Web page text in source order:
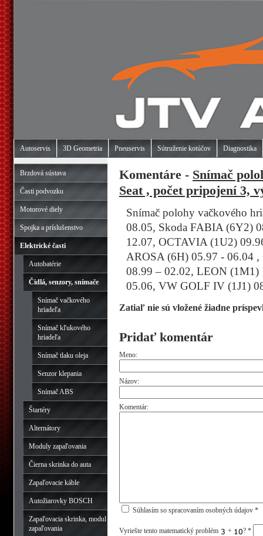
Autoservis 3D Geometria Pneuservis Sútruženie kotúčov Diagnostika
Brzdová sústava
Časti podvozku
Motorové diely
Spojka a príslušenstvo
Elektrické časti
Autobatérie
Čidlá, senzory, snímače
Snímač vačkového
hriadeľa
Snímač kľukového
hriadeľa
Snímač tlaku oleja
Senzor klepania
Snímač ABS
Štartéry
Alternátory
Moduly zapaľovania
Čierna skrinka do auta
Zapaľovacie káble
Autožiarovky BOSCH
Zapaľovacia skrinka, modul
zapaľovania
Komentáre - Snímač
Seat , počet pripojení 3,
Snímač polohy vačkového
08.05, Skoda FABIA (6Y2)
12.07, OCTAVIA (1U2)
AROSA (6H) 05.97 - 06.04
08.99 – 02.02, LEON
05.06, VW GOLF IV (1J1)
Zatiaľ nie sú vložené žiadne
Pridať komentár
Meno:
Názov:
Komentár:
Súhlasím so spracovaním osobných údajov *
Vyriešte tento matematický problém + ? *